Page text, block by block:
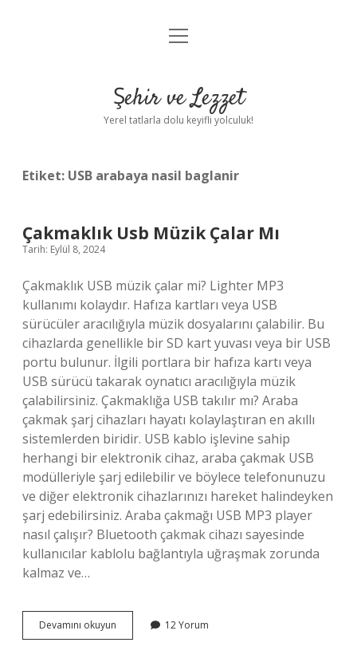
Anasayfa
Yasal Uyarı
menüyü
Şehir ve Lezzet
Yerel tatlarla dolu keyifli yolculuk!
Etiket: USB arabaya nasil baglanir
Çakmaklık Usb Müzik Çalar Mı
Tarih: Eylül 8, 2024
Çakmaklık USB müzik çalar mi? Lighter MP3
kullanımı kolaydır. Hafıza kartları veya USB
sürücüler aracılığıyla müzik dosyalarını çalabilir. Bu
cihazlarda genellikle bir SD kart yuvası veya bir USB
portu bulunur. İlgili portlara bir hafıza kartı veya
USB sürücü takarak oynatıcı aracılığıyla müzik
çalabilirsiniz. Çakmaklığa USB takılır mı? Araba
çakmak şarj cihazları hayatı kolaylaştıran en akıllı
sistemlerden biridir. USB kablo işlevine sahip
herhangi bir elektronik cihaz, araba çakmak USB
modülleriyle şarj edilebilir ve böylece telefonunuzu
ve diğer elektronik cihazlarınızı hareket halindeyken
şarj edebilirsiniz. Araba çakmağı USB MP3 player
nasıl çalışır? Bluetooth çakmak cihazı sayesinde
kullanıcılar kablolu bağlantıyla uğraşmak zorunda
kalmaz ve…
Devamını okuyun Çakmaklık
Usb
12 Yorum